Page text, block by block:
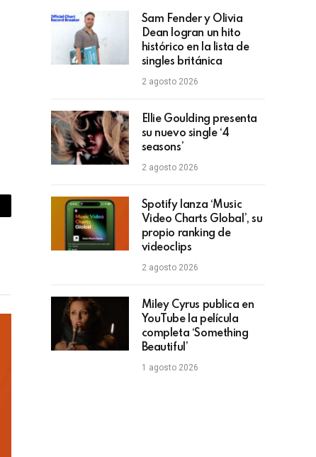
Sam Fender y Olivia
Dean logran un hito
histórico en la lista de
singles británica
2 agosto 2026
Ellie Goulding presenta
su nuevo single ‘4
seasons’
2 agosto 2026
Spotify lanza ‘Music
Video Charts Global’, su
propio ranking de
videoclips
2 agosto 2026
Miley Cyrus publica en
YouTube la película
completa ‘Something
Beautiful’
1 agosto 2026